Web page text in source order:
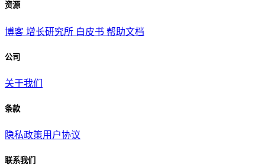
资源
博客 增长研究所 白皮书 帮助文档
公司
关于我们
条款
隐私政策用户协议
联系我们